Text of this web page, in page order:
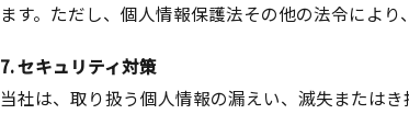
ます。ただし、個人情報保護法その他の法令によ
7. セキュリティ対策
当社は、取り扱う個人情報の漏えい、滅失または